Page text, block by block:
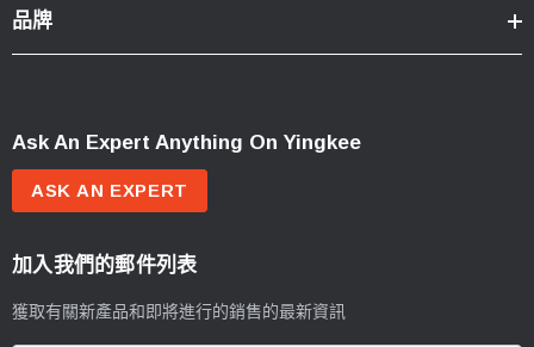
品牌
Ask An Expert Anything On Yingkee
ASK AN EXPERT
加入我們的郵件列表
獲取有關新產品和即將進行的銷售的最新資訊